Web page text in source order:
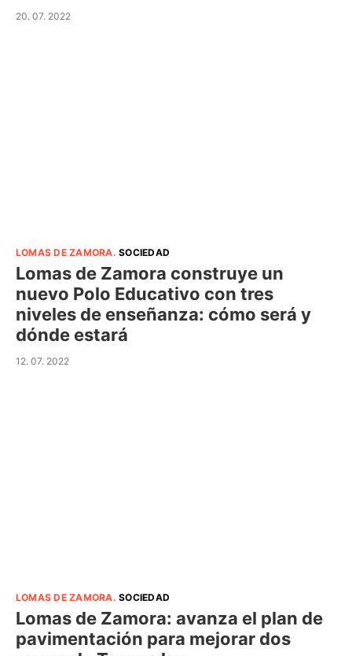
20. 07. 2022
LOMAS DE ZAMORA.SOCIEDAD
Lomas de Zamora construye un
nuevo Polo Educativo con tres
niveles de enseñanza: cómo será y
dónde estará
12. 07. 2022
LOMAS DE ZAMORA.SOCIEDAD
Lomas de Zamora: avanza el plan de
pavimentación para mejorar dos